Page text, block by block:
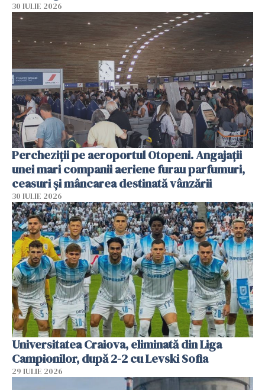
30 IULIE 2026
Percheziții pe aeroportul Otopeni. Angajații
unei mari companii aeriene furau parfumuri,
ceasuri și mâncarea destinată vânzării
30 IULIE 2026
Universitatea Craiova, eliminată din Liga
Campionilor, după 2-2 cu Levski Sofia
29 IULIE 2026